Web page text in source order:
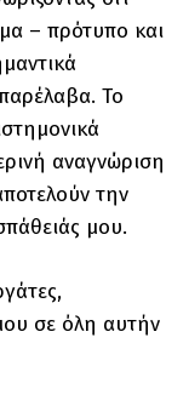
– πρότυπο και
Το
αναγνώριση
την
μου.
σε όλη αυτήν